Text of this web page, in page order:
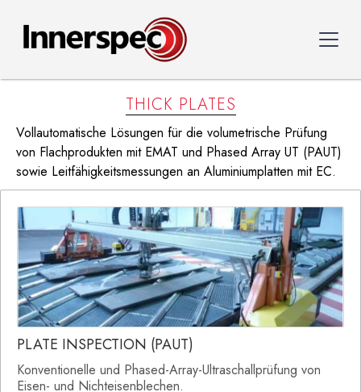
THICK PLATES
Vollautomatische Lösungen für die volumetrische Prüfung
von Flachprodukten mit EMAT und Phased Array UT (PAUT)
sowie Leitfähigkeitsmessungen an Aluminiumplatten mit EC.
PLATE INSPECTION (PAUT)
Konventionelle und Phased-Array-Ultraschallprüfung von
Eisen- und Nichteisenblechen.